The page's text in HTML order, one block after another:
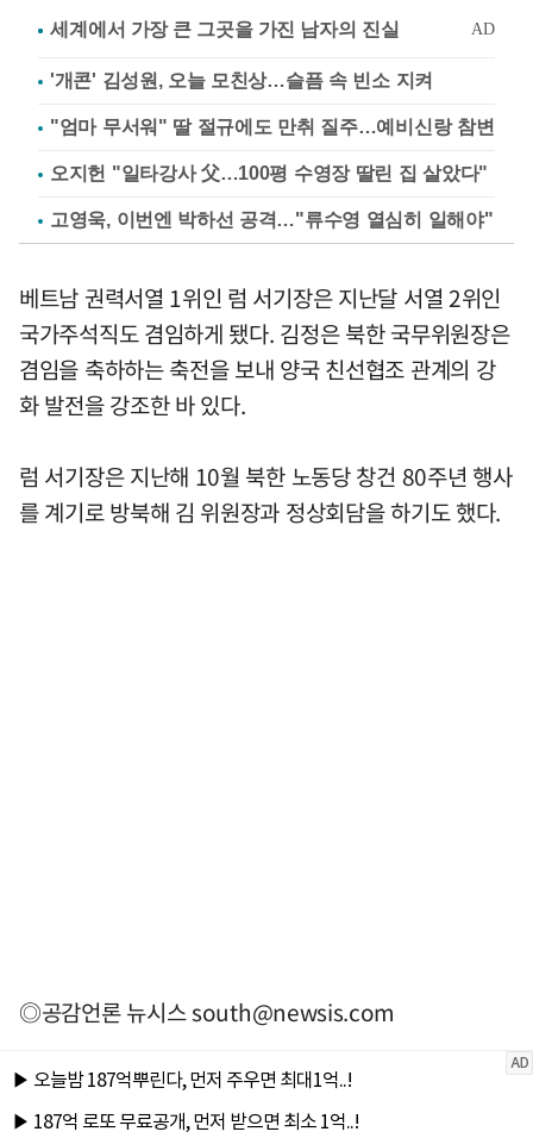
'개콘' 김성원, 오늘 모친상…슬픔 속 빈소 지켜
"엄마 무서워" 딸 절규에도 만취 질주…예비신랑 참변
오지헌 "일타강사 父…100평 수영장 딸린 집 살았다"
고영욱, 이번엔 박하선 공격…"류수영 열심히 일해야"
베트남 권력서열 1위인 럼 서기장은 지난달 서열 2위인
국가주석직도 겸임하게 됐다. 김정은 북한 국무위원장은
겸임을 축하하는 축전을 보내 양국 친선협조 관계의 강
화 발전을 강조한 바 있다.
럼 서기장은 지난해 10월 북한 노동당 창건 80주년 행사
를 계기로 방북해 김 위원장과 정상회담을 하기도 했다.
◎공감언론 뉴시스south@newsis.com